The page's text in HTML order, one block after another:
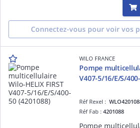
Connectez-vous pour voir vos
WILO FRANCE
Pompe
V407-5/16/E/S/
Réf Rexel :
Réf Fab :4201088